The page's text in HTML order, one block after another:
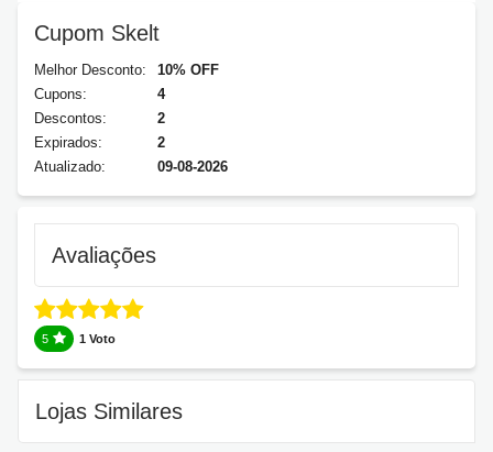
Cupom Skelt
Melhor Desconto:
10% OFF
Cupons:
4
Descontos:
2
Expirados:
2
Atualizado:
09-08-2026
Avaliações
5 1 Voto
Lojas Similares